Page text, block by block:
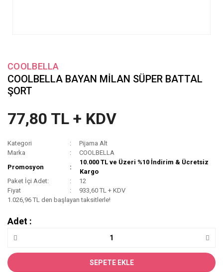
COOLBELLA
COOLBELLA BAYAN MİLAN SÜPER BATTAL
ŞORT
77,80 TL + KDV
Kategori
Pijama Alt
Marka
COOLBELLA
Promosyon
10.000 TL ve Üzeri %10 İndirim & Ücretsiz
Kargo
Paket İçi Adet:
12
Fiyat
933,60 TL + KDV
1.026,96 TL den başlayan taksitlerle!
Adet :
SEPETE EKLE